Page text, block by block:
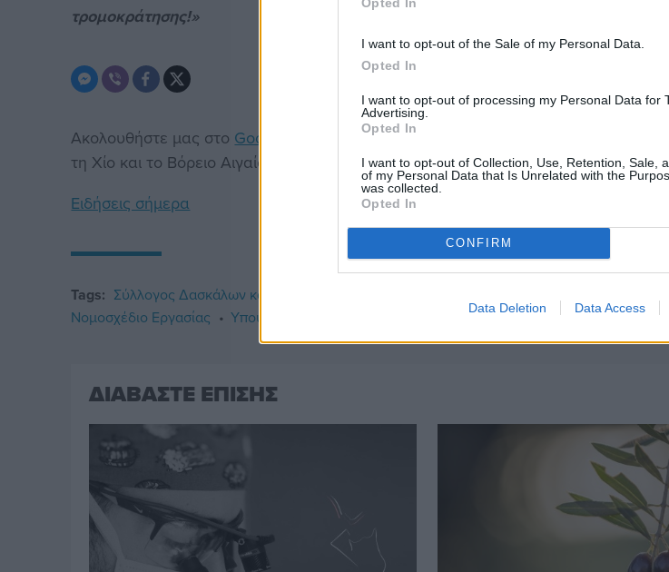
I want to opt-out of the Sale of my Personal Data.
Opted In
I want to opt-out of processing my Personal Data for
Advertising.
Opted In
I want to opt-out of Collection, Use, Retention, Sale,
of my Personal Data that Is Unrelated with the
was collected.
Opted In
CONFIRM
Data Deletion Data Access
τρομοκράτησης!»
Ακολουθήστε μας στο Google News . Μπείτε στην
τη Χίο και το Βόρειο Αιγαίο.
Ειδήσεις σήμερα
Tags: Σύλλογος Δασκάλων και Νηπιαγωγών
Νομοσχέδιο Εργασίας
Υπουργείο Εσωτερικών
ΔΙΑΒΑΣΤΕ ΕΠΙΣΗΣ